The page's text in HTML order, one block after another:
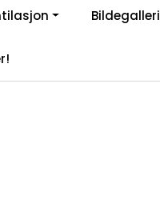
Bildegalleri